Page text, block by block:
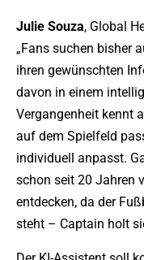
Julie Souza, Global
„Fans suchen bisher
ihren gewünschten
davon in einem
Vergangenheit kennt
auf dem Spielfeld
individuell anpasst.
schon seit 20 Jahren
entdecken, da der
steht – Captain holt